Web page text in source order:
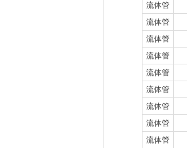
流体管
流体管
流体管
流体管
流体管
流体管
流体管
流体管
流体管